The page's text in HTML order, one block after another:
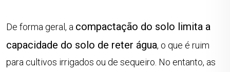
De forma geral, a compactação do solo limita a
capacidade do solo de reter água, o que é ruim
para cultivos irrigados ou de sequeiro. No entanto, as